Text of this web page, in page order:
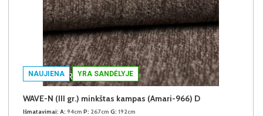
NAUJIENA YRA SANDĖLYJE
WAVE-N (III gr.) minkštas kampas (Amari-966) D
Išmatavimai: A: 94cm P: 267cm G: 192cm